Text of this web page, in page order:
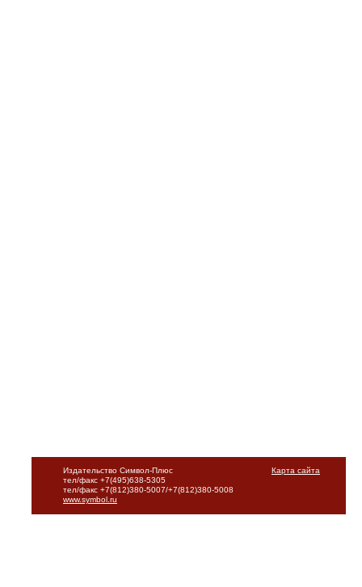
Карта сайта
Издательство Символ-Плюс
тел/факс +7(495)638-5305
тел/факс +7(812)380-5007/+7(812)380-5008
www.symbol.ru